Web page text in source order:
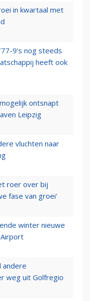
in kwartaal met
9’s nog steeds
heeft ook
ontsnapt
Leipzig
vluchten naar
roer over bij
fase van groei'
winter nieuwe
andere
weg uit Golfregio